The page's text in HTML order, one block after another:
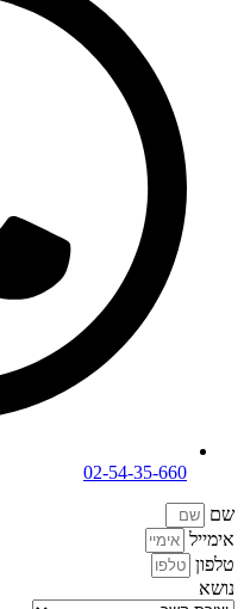
02-54-35-660
שם
אימייל
טלפון
נושא